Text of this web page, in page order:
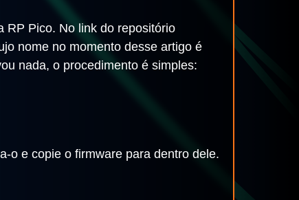
RP Pico. No link do repositório
nome no momento desse artigo é
nada, o procedimento é simples:
o e copie o firmware para dentro dele.